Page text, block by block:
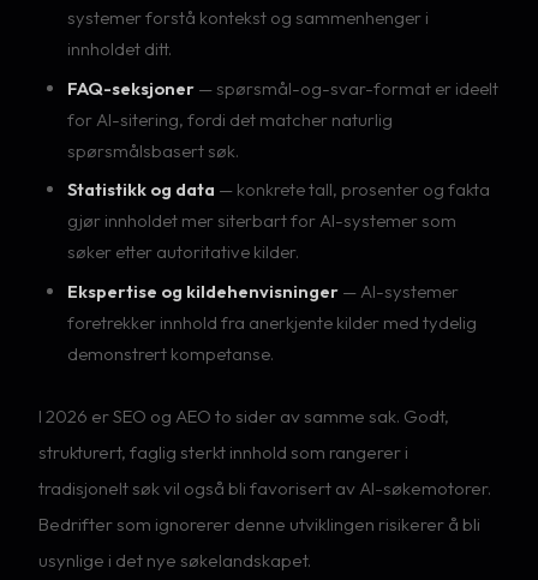
systemer forstå kontekst og sammenhenger i
innholdet ditt.
FAQ-seksjoner — spørsmål-og-svar-format er ideelt
for AI-sitering, fordi det matcher naturlig
spørsmålsbasert søk.
Statistikk og data — konkrete tall, prosenter og fakta
gjør innholdet mer siterbart for AI-systemer som
søker etter autoritative kilder.
Ekspertise og kildehenvisninger — AI-systemer
foretrekker innhold fra anerkjente kilder med tydelig
demonstrert kompetanse.
I 2026 er SEO og AEO to sider av samme sak. Godt,
strukturert, faglig sterkt innhold som rangerer i
tradisjonelt søk vil også bli favorisert av AI-søkemotorer.
Bedrifter som ignorerer denne utviklingen risikerer å bli
usynlige i det nye søkelandskapet.